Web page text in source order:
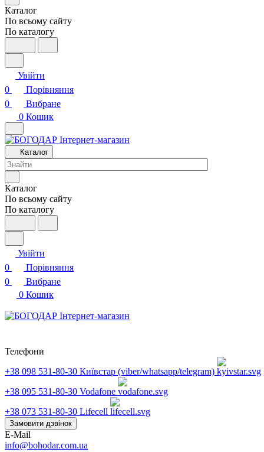
Каталог
По всьому сайту
По каталогу
Увійти
0
Порівняння
0
Вибране
0 Кошик
Каталог
Каталог
По всьому сайту
По каталогу
Увійти
0
Порівняння
0
Вибране
0 Кошик
Телефони
+38 098 531-80-30 Київстар (viber/whatsapp/telegram)
+38 095 531-80-30 Vodafone
+38 073 531-80-30 Lifecell
Замовити дзвінок
E-Mail
info@bohodar.com.ua